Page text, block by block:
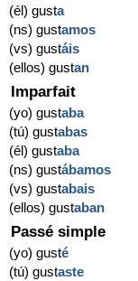
(él) gusta
(ns) gustamos
(vs) gustáis
(ellos) gustan
Imparfait
(yo) gustaba
(tú) gustabas
(él) gustaba
(ns) gustábamos
(vs) gustabais
(ellos) gustaban
Passé simple
(yo) gusté
(tú) gustaste